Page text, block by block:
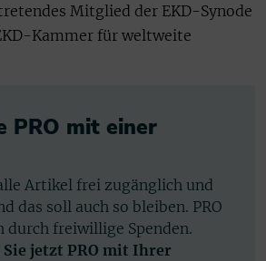
Mitglied der EKD-Synode
Kammer für weltweite
PRO mit einer
Artikel frei zugänglich und
das soll auch so bleiben. PRO
durch freiwillige Spenden.
jetzt PRO mit Ihrer